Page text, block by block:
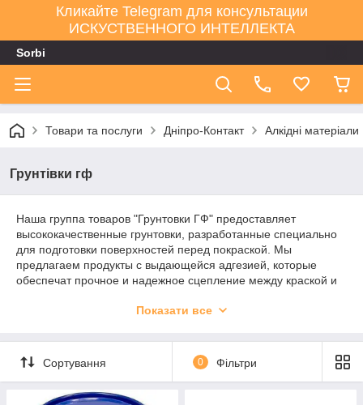
Кликайте Telegram для консультации
ИСКУСТВЕННОГО ИНТЕЛЛЕКТА
Sorbi
Товари та послуги Дніпро-Контакт Алкідні матеріали
Грунтівки гф
Наша группа товаров "Грунтовки ГФ" предоставляет
высококачественные грунтовки, разработанные специально
для подготовки поверхностей перед покраской. Мы
предлагаем продукты с выдающейся адгезией, которые
обеспечат прочное и надежное сцепление между краской и
виды грунтовок ГФ, которые подходят для металла, дерева,
наши грунтовки ГФ обеспечат отличную пригодность к
нанесению краски и улучшат качество покрытия.
Показати все
Сортування 0 Фільтри